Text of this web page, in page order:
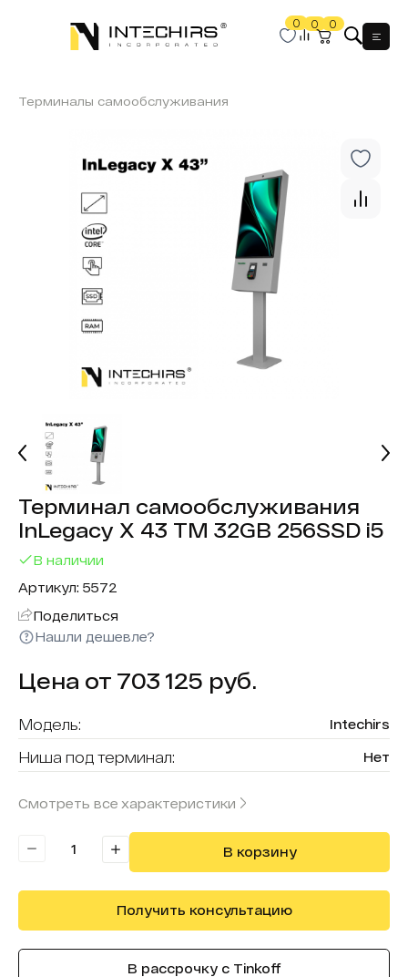
0 0 0
Терминалы самообслуживания
Терминал самообслуживания
InLegacy X 43 ТМ 32GB 256SSD i5
В наличии
Артикул: 5572
Поделиться
Нашли дешевле?
Цена от 703 125 руб.
Модель: Intechirs
Ниша под терминал: Нет
Смотреть все характеристики
В корзину
Получить консультацию
В рассрочку с Tinkoff